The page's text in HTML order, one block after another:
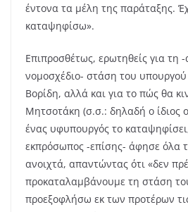
έντονα τα μέλη της παράταξης.
καταψηφίσω».
Επιπροσθέτως, ερωτηθείς για τη
νομοσχέδιο- στάση του
Βορίδη, αλλά και για το πώς θα
Μητσοτάκη (σ.σ.: δηλαδή ο ίδιος
ένας υφυπουργός το
εκπρόσωπος -επίσης- άφησε όλα
ανοιχτά, απαντώντας ότι «δεν
προκαταλαμβάνουμε τη στάση
προεξοφλήσω εκ των προτέρων